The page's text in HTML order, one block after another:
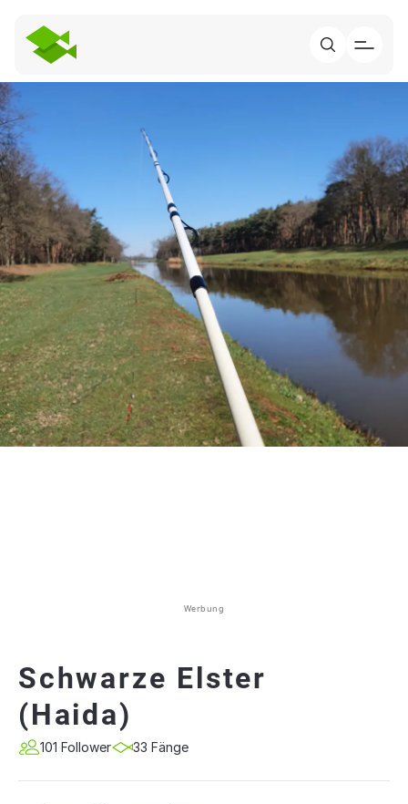
Werbung
Schwarze Elster
(Haida)
101 Follower 33 Fänge